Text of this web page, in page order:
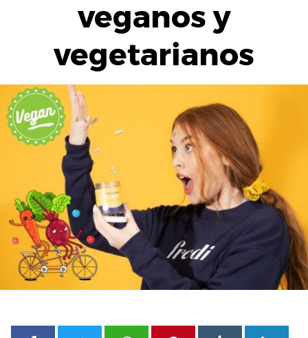
veganos y
vegetarianos